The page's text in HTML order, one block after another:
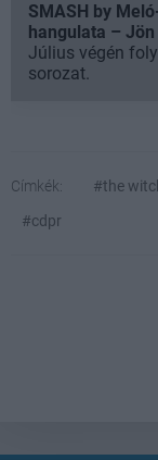
SMASH by
hangulata –
Július végén
sorozat.
Címkék: #the
#cdpr